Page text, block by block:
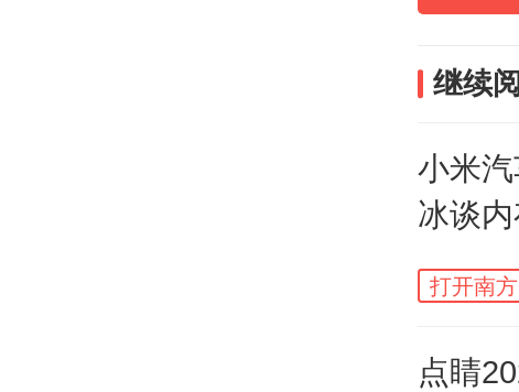
创下
欢呼
长。
但坏
继续
小米
冰谈
涨价
打开南
点睛